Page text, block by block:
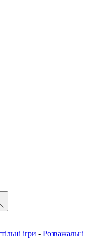
ігри - Розважальні